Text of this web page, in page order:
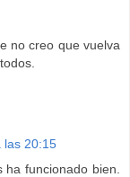
no creo que vuelva
las 20:15
funcionado bien.